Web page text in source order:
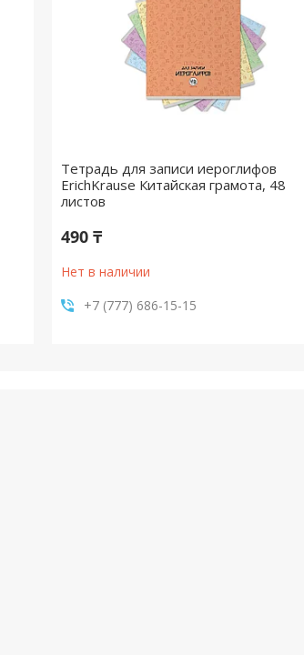
Тетрадь для записи иероглифов
ErichKrause Китайская грамота, 48
листов
490 ₸
Нет в наличии
+7 (777) 686-15-15